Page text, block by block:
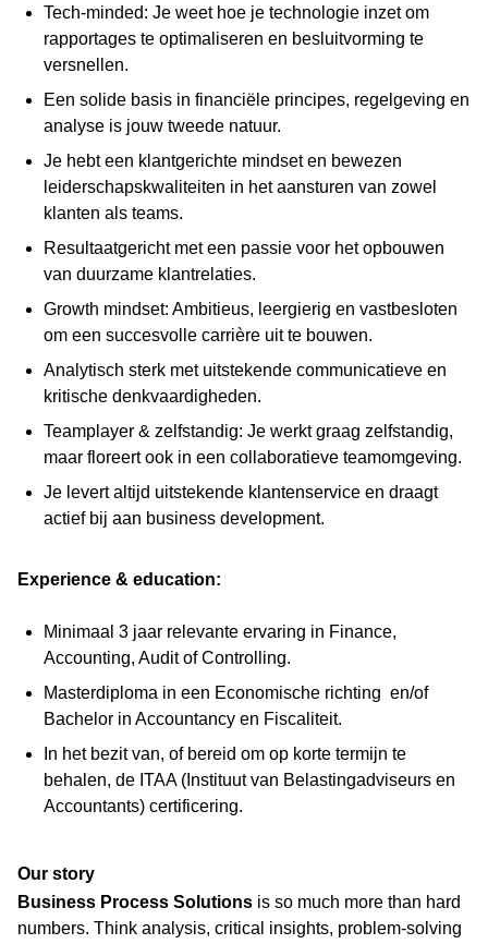
Tech-minded: Je weet hoe je technologie inzet om
rapportages te optimaliseren en besluitvorming te
versnellen.
Een solide basis in financiële principes, regelgeving en
analyse is jouw tweede natuur.
Je hebt een klantgerichte mindset en bewezen
leiderschapskwaliteiten in het aansturen van zowel
klanten als teams.
Resultaatgericht met een passie voor het opbouwen
van duurzame klantrelaties.
Growth mindset: Ambitieus, leergierig en vastbesloten
om een succesvolle carrière uit te bouwen.
Analytisch sterk met uitstekende communicatieve en
kritische denkvaardigheden.
Teamplayer & zelfstandig: Je werkt graag zelfstandig,
maar floreert ook in een collaboratieve teamomgeving.
Je levert altijd uitstekende klantenservice en draagt
actief bij aan business development.
Experience & education:
Minimaal 3 jaar relevante ervaring in Finance,
Accounting, Audit of Controlling.
Masterdiploma in een Economische richting en/of
Bachelor in Accountancy en Fiscaliteit.
In het bezit van, of bereid om op korte termijn te
behalen, de ITAA (Instituut van Belastingadviseurs en
Accountants) certificering.
Our story
Business Process Solutions is so much more than hard
numbers. Think analysis, critical insights, problem-solving